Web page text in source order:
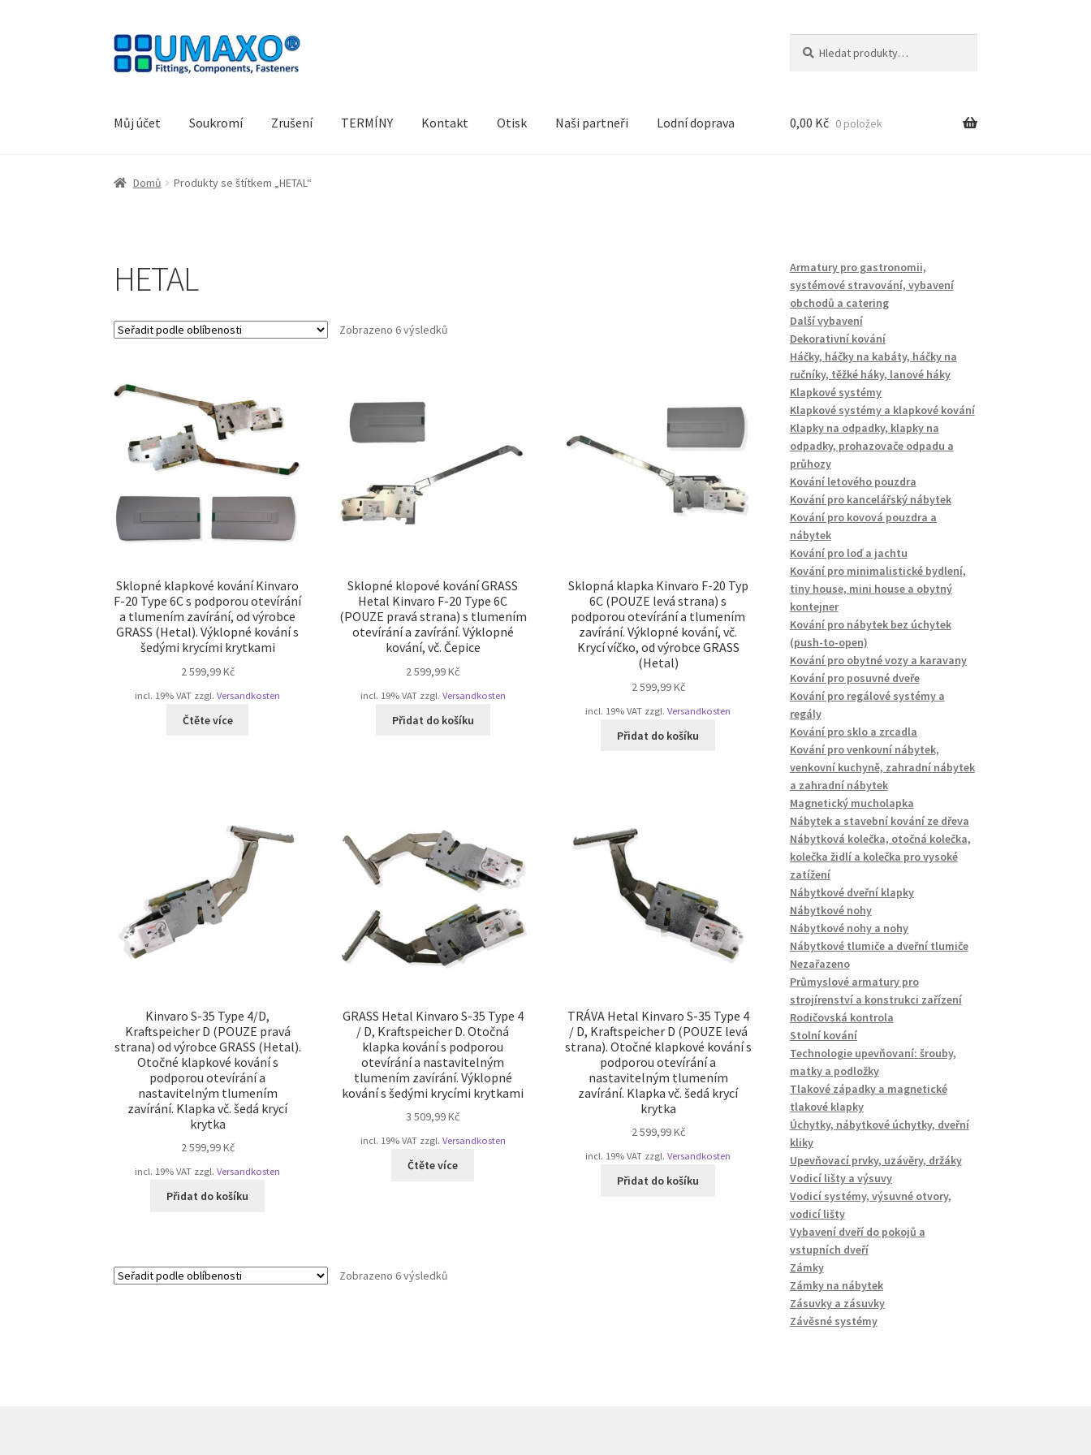
Přeskočit
na
Přejít
k
Můj účet Soukromí Zrušení TERMÍNY Kontakt Otisk Naši partneři Lodní doprava
Úvodní stránka Kontakt Lodní doprava
0,00 Kč 0 položek
Domů Produkty se štítkem „HETAL“
HETAL
Zobrazeno 6 výsledků
Sklopné klapkové kování Kinvaro
F-20 Type 6C s podporou otevírání
a tlumením zavírání, od výrobce
GRASS (Hetal). Výklopné kování s
šedými krycími krytkami
2 599,99Kč
incl. 19% VAT zzgl.Versandkosten
Čtěte více
Sklopné klopové kování GRASS
Hetal Kinvaro F-20 Type 6C
(POUZE pravá strana) s tlumením
otevírání a zavírání. Výklopné
kování, vč. Čepice
2 599,99Kč
incl. 19% VAT zzgl. Versandkosten
Přidat do košíku
Sklopná klapka Kinvaro F-20 Typ
6C (POUZE levá strana) s
podporou otevírání a tlumením
zavírání. Výklopné kování, vč.
Krycí víčko, od výrobce GRASS
(Hetal)
2 599,99Kč
incl. 19% VAT zzgl.Versandkosten
Přidat do košíku
Kinvaro S-35 Type 4/D,
Kraftspeicher D (POUZE pravá
strana) od výrobce GRASS (Hetal).
Otočné klapkové kování s
podporou otevírání a
nastavitelným tlumením
zavírání. Klapka vč. šedá krycí
krytka
2 599,99Kč
incl. 19% VAT zzgl.Versandkosten
Přidat do košíku
GRASS Hetal Kinvaro S-35 Type 4
/ D, Kraftspeicher D. Otočná
klapka kování s podporou
otevírání a nastavitelným
tlumením zavírání. Výklopné
kování s šedými krycími krytkami
3 509,99Kč
incl. 19% VAT zzgl. Versandkosten
Čtěte více
TRÁVA Hetal Kinvaro S-35 Type 4
/ D, Kraftspeicher D (POUZE levá
strana). Otočné klapkové kování s
podporou otevírání a
nastavitelným tlumením
zavírání. Klapka vč. šedá krycí
krytka
2 599,99Kč
incl. 19% VAT zzgl.Versandkosten
Přidat do košíku
Zobrazeno 6 výsledků
Armatury pro gastronomii,
systémové stravování, vybavení
obchodů a catering
Další vybavení
Dekorativní kování
Háčky, háčky na kabáty, háčky na
ručníky, těžké háky, lanové háky
Klapkové systémy
Klapkové systémy a klapkové kování
Klapky na odpadky, klapky na
odpadky, prohazovače odpadu a
průhozy
Kování letového pouzdra
Kování pro kancelářský nábytek
Kování pro kovová pouzdra a
nábytek
Kování pro loď a jachtu
Kování pro minimalistické bydlení,
tiny house, mini house a obytný
kontejner
Kování pro nábytek bez úchytek
(push-to-open)
Kování pro obytné vozy a karavany
Kování pro posuvné dveře
Kování pro regálové systémy a
regály
Kování pro sklo a zrcadla
Kování pro venkovní nábytek,
venkovní kuchyně, zahradní nábytek
a zahradní nábytek
Magnetický mucholapka
Nábytek a stavební kování ze dřeva
Nábytková kolečka, otočná kolečka,
kolečka židlí a kolečka pro vysoké
zatížení
Nábytkové dveřní klapky
Nábytkové nohy
Nábytkové nohy a nohy
Nábytkové tlumiče a dveřní tlumiče
Nezařazeno
Průmyslové armatury pro
strojírenství a konstrukci zařízení
Rodičovská kontrola
Stolní kování
Technologie upevňovaní: šrouby,
matky a podložky
Tlakové západky a magnetické
tlakové klapky
Úchytky, nábytkové úchytky, dveřní
kliky
Upevňovací prvky, uzávěry, držáky
Vodicí lišty a výsuvy
Vodicí systémy, výsuvné otvory,
vodicí lišty
Vybavení dveří do pokojů a
vstupních dveří
Zámky
Zámky na nábytek
Zásuvky a zásuvky
Závěsné systémy